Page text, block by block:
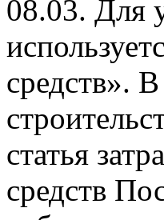
08.03. Для
средств».
статья
средств